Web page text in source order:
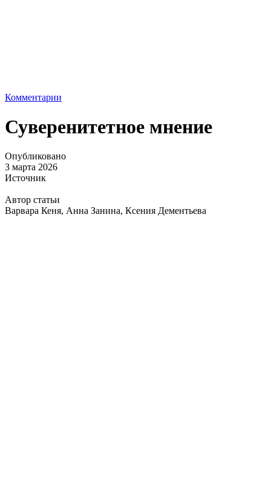
Комментарии
Суверенитетное мнение
Опубликовано
3 марта 2026
Источник
Автор статьи
Варвара Кеня, Анна Занина, Ксения Дементьева